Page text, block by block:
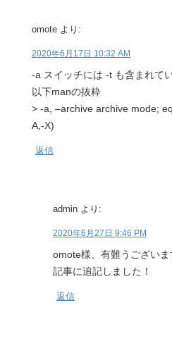
omote より:
2020年6月17日 10:32 AM
-a スイッチには -t も含まれて
以下manの抜粋
> -a, –archive archive mode;
A,-X)
返信
admin より:
2020年6月27日 9:46 PM
omote様、有難うございま
記事に追記しました！
返信